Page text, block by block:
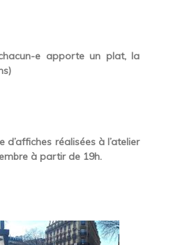
e apporte un plat, la
d’affiches réalisées à l’atelier
à partir de 19h.